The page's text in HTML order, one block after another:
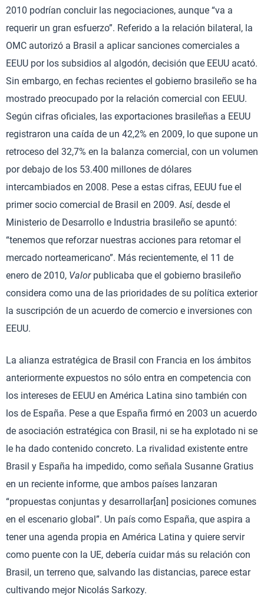
2010 podrían concluir las negociaciones, aunque “va a
requerir un gran esfuerzo”. Referido a la relación bilateral, la
OMC autorizó a Brasil a aplicar sanciones comerciales a
EEUU por los subsidios al algodón, decisión que EEUU acató.
Sin embargo, en fechas recientes el gobierno brasileño se ha
mostrado preocupado por la relación comercial con EEUU.
Según cifras oficiales, las exportaciones brasileñas a EEUU
registraron una caída de un 42,2% en 2009, lo que supone un
retroceso del 32,7% en la balanza comercial, con un volumen
por debajo de los 53.400 millones de dólares
intercambiados en 2008. Pese a estas cifras, EEUU fue el
primer socio comercial de Brasil en 2009. Así, desde el
Ministerio de Desarrollo e Industria brasileño se apuntó:
“tenemos que reforzar nuestras acciones para retomar el
mercado norteamericano”. Más recientemente, el 11 de
enero de 2010, Valor publicaba que el gobierno brasileño
considera como una de las prioridades de su política exterior
la suscripción de un acuerdo de comercio e inversiones con
EEUU.
La alianza estratégica de Brasil con Francia en los ámbitos
anteriormente expuestos no sólo entra en competencia con
los intereses de EEUU en América Latina sino también con
los de España. Pese a que España firmó en 2003 un acuerdo
de asociación estratégica con Brasil, ni se ha explotado ni se
le ha dado contenido concreto. La rivalidad existente entre
Brasil y España ha impedido, como señala Susanne Gratius
en un reciente informe, que ambos países lanzaran
“propuestas conjuntas y desarrollar[an] posiciones comunes
en el escenario global”. Un país como España, que aspira a
tener una agenda propia en América Latina y quiere servir
como puente con la UE, debería cuidar más su relación con
Brasil, un terreno que, salvando las distancias, parece estar
cultivando mejor Nicolás Sarkozy.